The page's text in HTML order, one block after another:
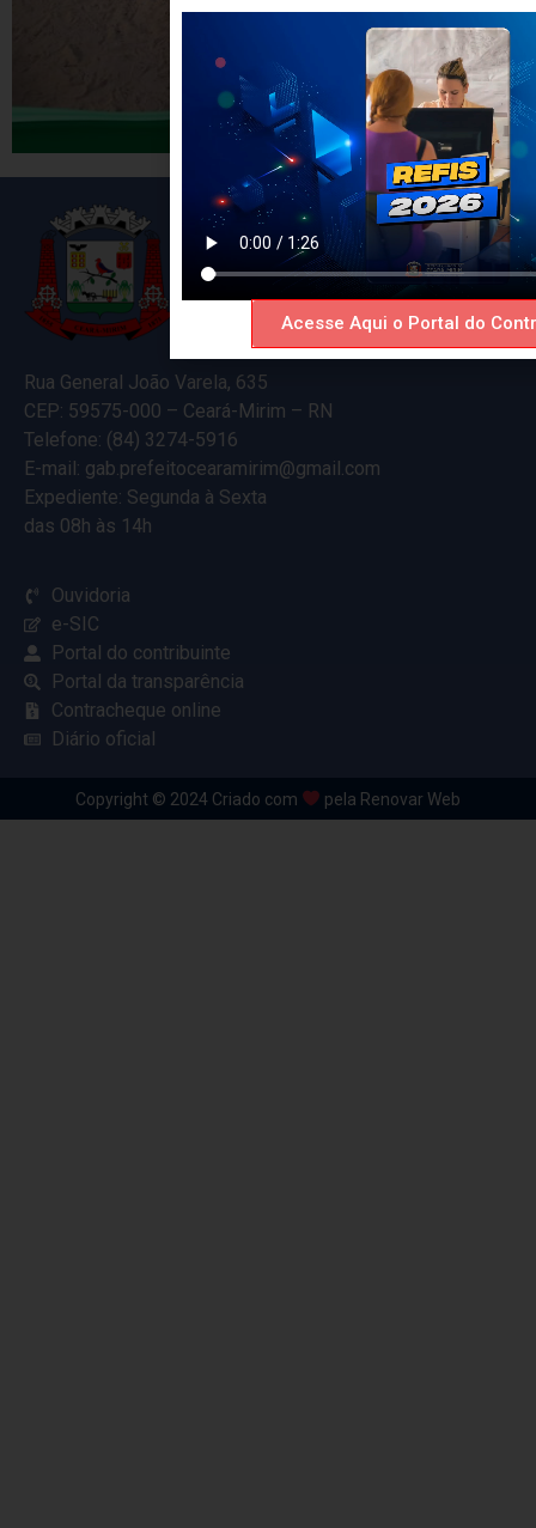
Rua General João Varela, 635
CEP: 59575-000 – Ceará-Mirim – RN
Telefone: (84) 3274-5916
E-mail: gab.prefeitocearamirim@gmail.com
Expediente: Segunda à Sexta
das 08h às 14h
Ouvidoria
e-SIC
Portal do contribuinte
Portal da transparência
Contracheque online
Diário oficial
Copyright © 2024 Criado com pela Renovar Web
Acesse Aqui o Portal do